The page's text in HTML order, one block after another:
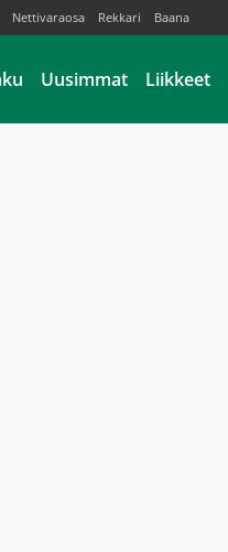
Nettivaraosa Rekkari Baana
Uusimmat Liikkeet